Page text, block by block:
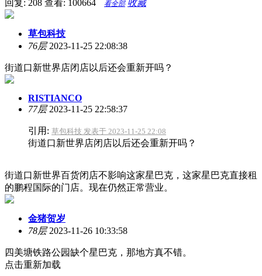
回复: 208 查看: 100664 看全部 收藏
草包科技
76层2023-11-25 22:08:38
街道口新世界店闭店以后还会重新开吗？
RISTIANCO
77层2023-11-25 22:58:37
引用: 草包科技 发表于 2023-11-25 22:08
街道口新世界店闭店以后还会重新开吗？
街道口新世界百货闭店不影响这家星巴克，这家星巴克直接租
的鹏程国际的门店。现在仍然正常营业。
金猪贺岁
78层2023-11-26 10:33:58
四美塘铁路公园缺个星巴克，那地方真不错。
点击重新加载